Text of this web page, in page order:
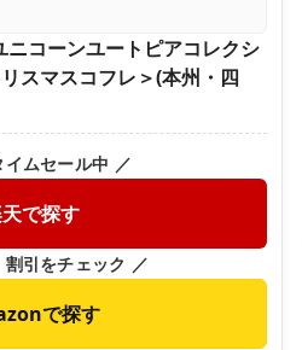
ニコーンユートピアコレクシ
スマスコフレ＞(本州・四
イムセール中 ／
で探す
割引をチェック ／
で探す